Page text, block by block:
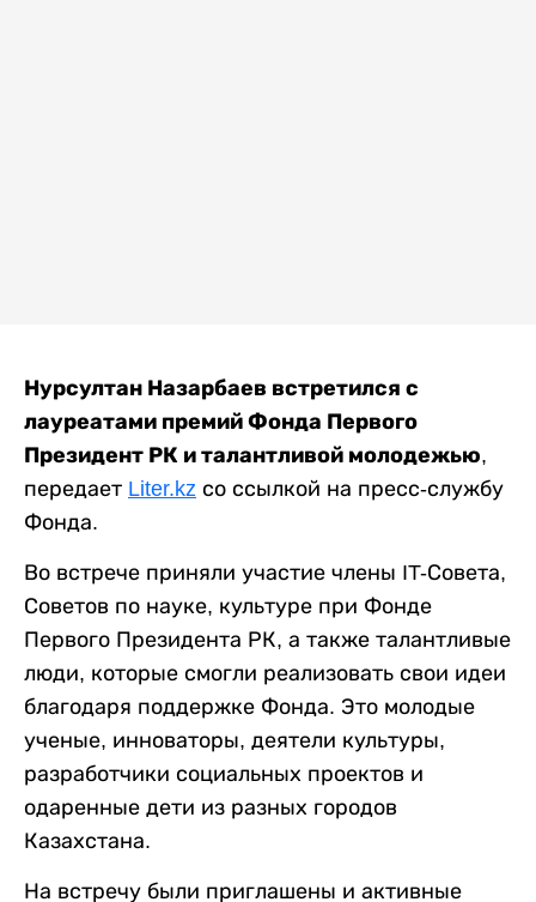
Нурсултан Назарбаев встретился с
лауреатами премий Фонда Первого
Президент РК и талантливой молодежью,
передает Liter.kz со ссылкой на пресс-службу
Фонда.
Во встрече приняли участие члены IT-Совета,
Советов по науке, культуре при Фонде
Первого Президента РК, а также талантливые
люди, которые смогли реализовать свои идеи
благодаря поддержке Фонда. Это молодые
ученые, инноваторы, деятели культуры,
разработчики социальных проектов и
одаренные дети из разных городов
Казахстана.
На встречу были приглашены и активные